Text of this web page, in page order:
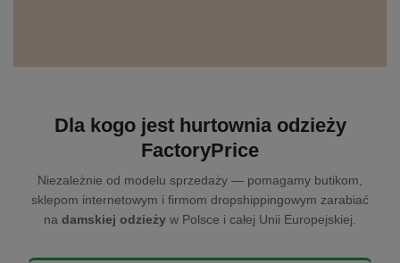
Dla kogo jest hurtownia odzieży
FactoryPrice
Niezależnie od modelu sprzedaży — pomagamy butikom,
sklepom internetowym i firmom dropshippingowym zarabiać
na damskiej odzieży w Polsce i całej Unii Europejskiej.